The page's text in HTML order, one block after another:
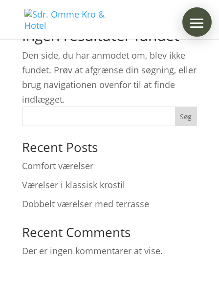
Ingen resultater fundet
Den side, du har anmodet om, blev ikke
fundet. Prøv at afgrænse din søgning, eller
brug navigationen ovenfor til at finde
indlægget.
Søg
Recent Posts
Comfort værelser
Værelser i klassisk krostil
Dobbelt værelser med terrasse
Recent Comments
Der er ingen kommentarer at vise.